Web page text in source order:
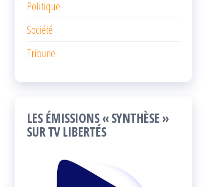
Politique
Société
Tribune
LES ÉMISSIONS « SYNTHÈSE »
SUR TV LIBERTÉS